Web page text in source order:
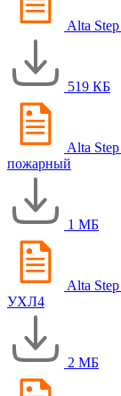
Alta
519 КБ
Alta
пожарный
1 МБ
Alta
УХЛ4
2 МБ